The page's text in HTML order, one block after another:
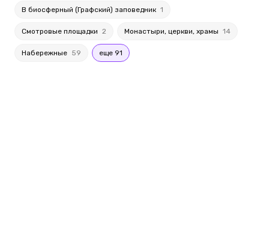
В биосферный (Графский) заповедник 1
Смотровые площадки 2 Монастыри, церкви, храмы 14
Набережные 59 еще 91